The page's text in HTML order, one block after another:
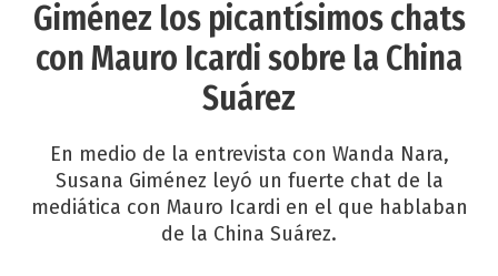
Giménez los picantísimos chats
con Mauro Icardi sobre la China
Suárez
En medio de la entrevista con Wanda Nara,
Susana Giménez leyó un fuerte chat de la
mediática con Mauro Icardi en el que hablaban
de la China Suárez.